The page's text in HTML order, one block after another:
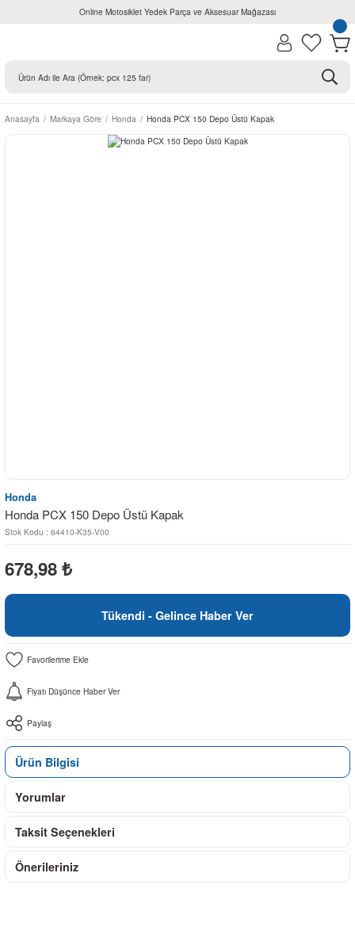
Online Motosiklet Yedek Parça ve Aksesuar Mağazası
Anasayfa Markaya Göre Honda Honda PCX 150 Depo Üstü Kapak
Honda
Honda PCX 150 Depo Üstü Kapak
Stok Kodu : 64410-K35-V00
678,98 ₺
Tükendi - Gelince Haber Ver
Fiyatı Düşünce Haber Ver
Paylaş
Ürün Bilgisi
Yorumlar
Taksit Seçenekleri
Önerileriniz